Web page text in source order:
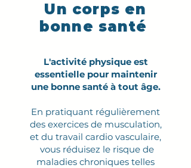
Un corps en
bonne santé
L'activité physique est
essentielle pour maintenir
une bonne santé à tout âge.
En pratiquant régulièrement
des exercices de musculation,
et du travail cardio vasculaire,
vous réduisez le risque de
maladies chroniques telles